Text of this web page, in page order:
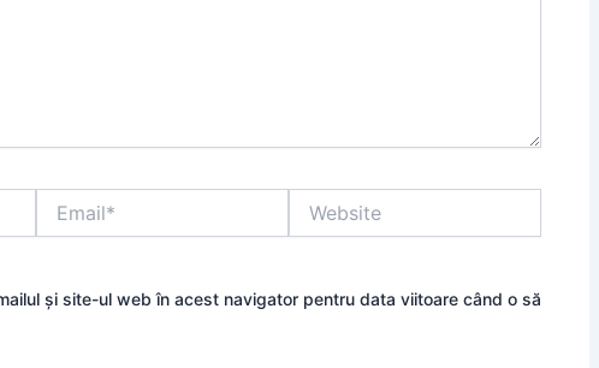
și site-ul web în acest navigator pentru data viitoare când o să